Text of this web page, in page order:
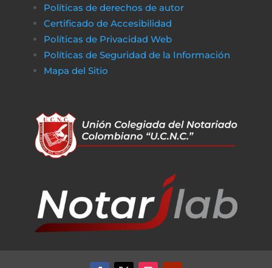
Políticas de derechos de autor
Certificado de Accesibilidad
Políticas de Privacidad Web
Políticas de Seguridad de la Información
Mapa del Sitio